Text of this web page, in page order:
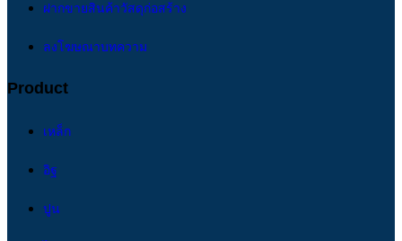
ฝากขายสินค้าวัสดุก่อสร้าง
ลงโฆษณาบทความ
Product
เหล็ก
อิฐ
ปูน